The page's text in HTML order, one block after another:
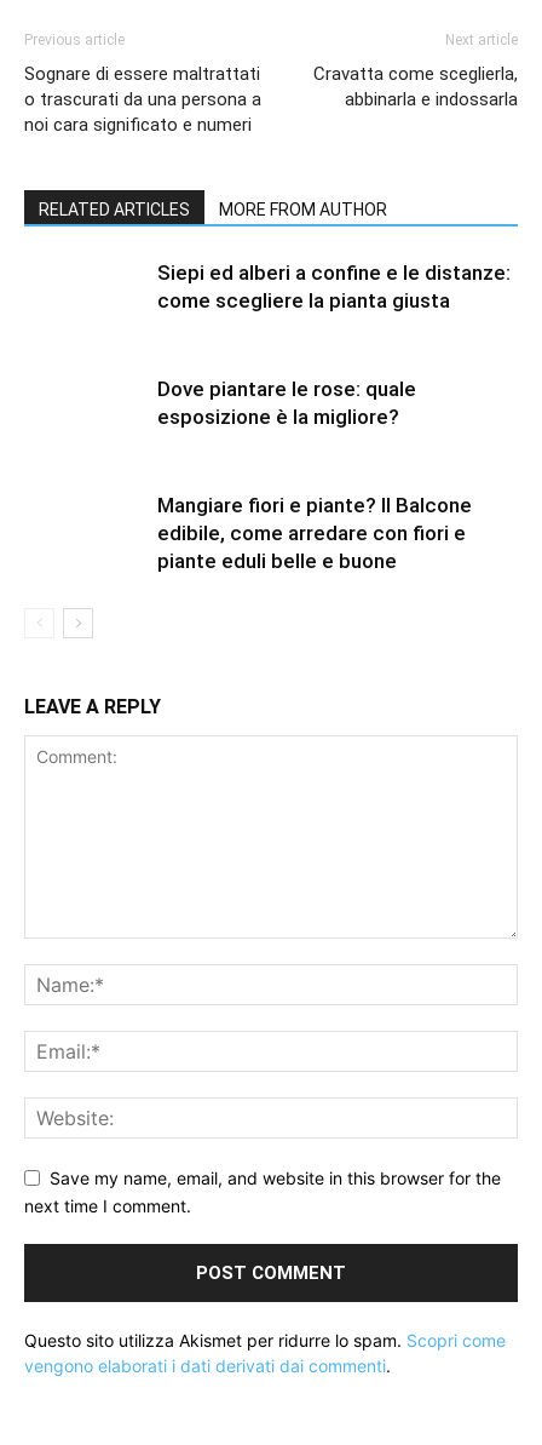
Previous article
Sognare di essere maltrattati
o trascurati da una persona a
noi cara significato e numeri
Next article
Cravatta come sceglierla,
abbinarla e indossarla
RELATED ARTICLES MORE FROM AUTHOR
Siepi ed alberi a confine e le distanze:
come scegliere la pianta giusta
Dove piantare le rose: quale
esposizione è la migliore?
Mangiare fiori e piante? Il Balcone
edibile, come arredare con fiori e
piante eduli belle e buone
LEAVE A REPLY
Save my name, email, and website in this browser for the
next time I comment.
Questo sito utilizza Akismet per ridurre lo spam. Scopri come
vengono elaborati i dati derivati dai commenti.